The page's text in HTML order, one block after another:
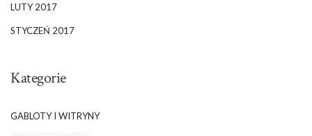
LUTY 2017
STYCZEŃ 2017
Kategorie
GABLOTY I WITRYNY